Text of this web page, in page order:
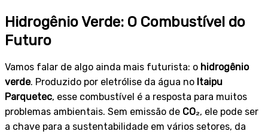
Hidrogênio Verde: O Combustível do
Futuro
Vamos falar de algo ainda mais futurista: o hidrogênio
verde. Produzido por eletrólise da água no Itaipu
Parquetec, esse combustível é a resposta para muitos
problemas ambientais. Sem emissão de CO₂, ele pode ser
a chave para a sustentabilidade em vários setores, da